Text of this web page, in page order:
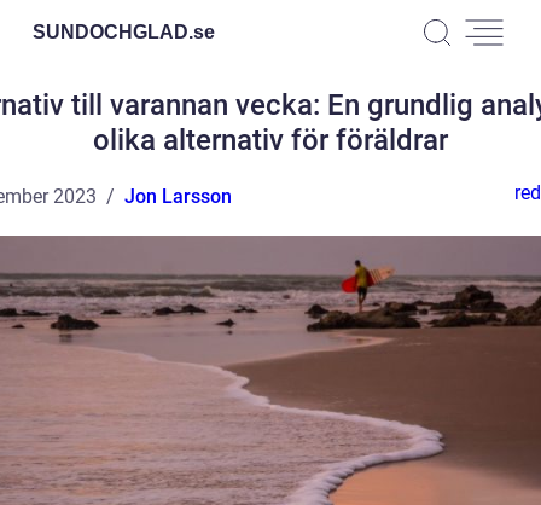
SUNDOCHGLAD.se
till varannan vecka: En grundlig
olika alternativ för föräldrar
2023 Jon Larsson